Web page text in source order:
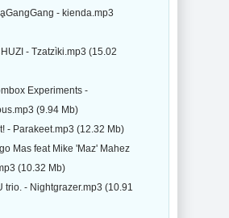
- kienda.mp3
- Tzatzìki.mp3 (15.02
Experiments -
(9.94 Mb)
- Parakeet.mp3 (12.32 Mb)
Mas feat Mike 'Maz' Mahez
(10.32 Mb)
trio. - Nightgrazer.mp3 (10.91